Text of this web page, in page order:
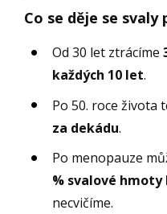
Co se děje se svaly
Od 30 let ztrácíme
každých 10 let.
Po 50. roce života
za dekádu.
Po menopauze
% svalové hmoty
necvičíme.